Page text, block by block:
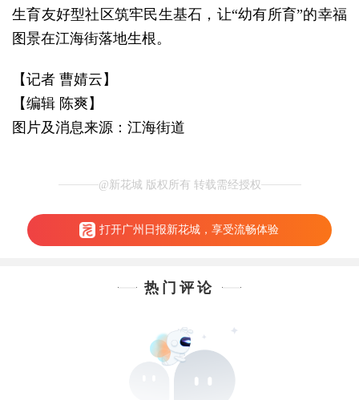
生育友好型社区筑牢民生基石，让“幼有所育”的幸福
图景在江海街落地生根。
【记者 曹婧云】
【编辑 陈爽】
图片及消息来源：江海街道
@新花城 版权所有 转载需经授权
打开广州日报新花城，享受流畅体验
热门评论